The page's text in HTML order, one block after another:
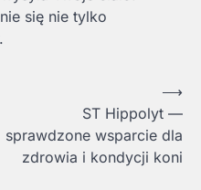
się nie tylko
ST Hippolyt —
sprawdzone wsparcie dla
zdrowia i kondycji koni
⟶